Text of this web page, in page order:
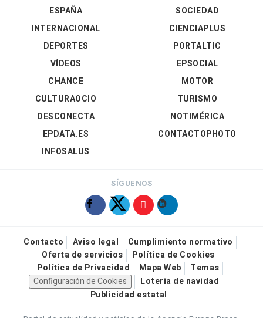
ESPAÑA
INTERNACIONAL
DEPORTES
VÍDEOS
SOCIEDAD
CIENCIAPLUS
PORTALTIC
EPSOCIAL
CHANCE
CULTURAOCIO
DESCONECTA
EPDATA.ES
INFOSALUS
MOTOR
TURISMO
NOTIMÉRICA
CONTACTOPHOTO
SÍGUENOS
Contacto Aviso legal
Cumplimiento normativo
Oferta de servicios
Política de Cookies
Política de Privacidad
Mapa Web
Temas
Configuración de Cookies
Loteria de navidad
Publicidad estatal